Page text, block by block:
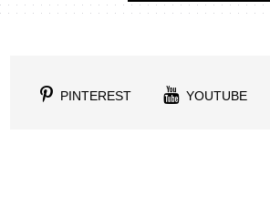
PINTEREST YOUTUBE